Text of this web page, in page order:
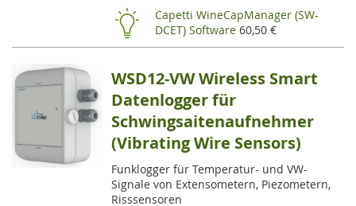
Capetti WineCapManager (SW-
DCET) Software 60,50 €
WSD12-VW Wireless Smart
Datenlogger für
Schwingsaitenaufnehmer
(Vibrating Wire Sensors)
Funklogger für Temperatur- und VW-
Signale von Extensometern, Piezometern,
Risssensoren